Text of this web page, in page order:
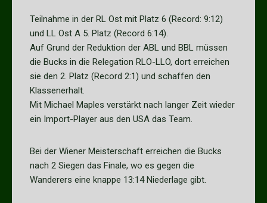
Teilnahme in der RL Ost mit Platz 6 (Record: 9:12)
und LL Ost A 5. Platz (Record 6:14).
Auf Grund der Reduktion der ABL und BBL müssen
die Bucks in die Relegation RLO-LLO, dort erreichen
sie den 2. Platz (Record 2:1) und schaffen den
Klassenerhalt.
Mit Michael Maples verstärkt nach langer Zeit wieder
ein Import-Player aus den USA das Team.
Bei der Wiener Meisterschaft erreichen die Bucks
nach 2 Siegen das Finale, wo es gegen die
Wanderers eine knappe 13:14 Niederlage gibt.